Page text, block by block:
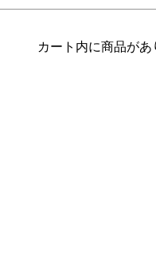
カート内に商品があ